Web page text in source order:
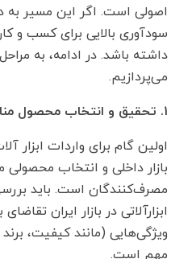
اصولی است. اگر این مسیر به
سودآوری بالایی برای کسب ‌و
داشته باشد. در ادامه، به
می‌پردازیم.
۱. تحقیق و انتخاب محصول مناسب
اولین گام برای واردات ابزار
بازار داخلی و انتخاب محصولی
مصرف‌کنندگان است. باید
ابزارآلاتی در بازار ایران
ویژگی‌هایی (مانند کیفیت،
مهم است.